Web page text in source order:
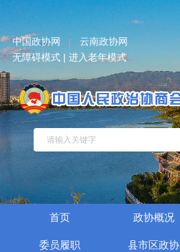
中国政协网
云南政协网
无障碍模式 |
进入老年模式
首页 政协概况
委员履职 县市区政协